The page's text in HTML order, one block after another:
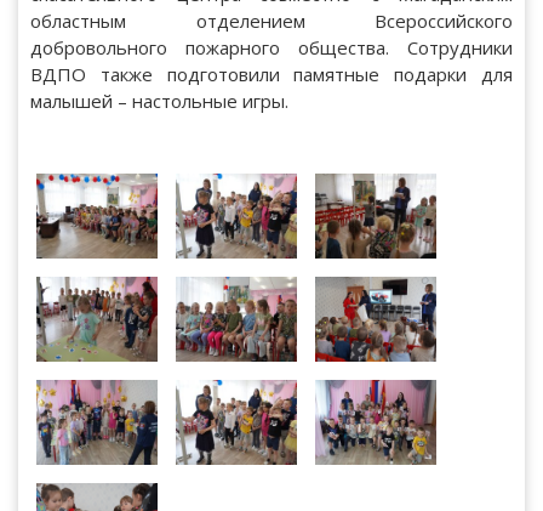
областным отделением Всероссийского
добровольного пожарного общества. Сотрудники
ВДПО также подготовили памятные подарки для
малышей – настольные игры.